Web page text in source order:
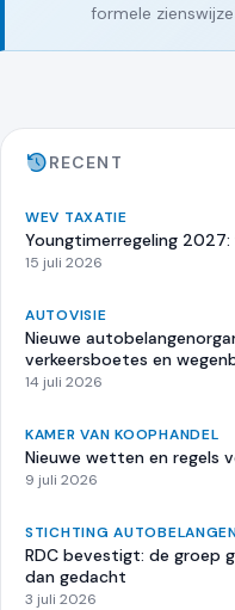
formele
RECENT
WEV TAXATIE
Youngtimerregeling
15 juli 2026
AUTOVISIE
Nieuwe
verkeersboetes en
14 juli 2026
KAMER VAN KOOPHANDEL
Nieuwe wetten en regels
9 juli 2026
STICHTING
RDC bevestigt: de groep
dan gedacht
3 juli 2026